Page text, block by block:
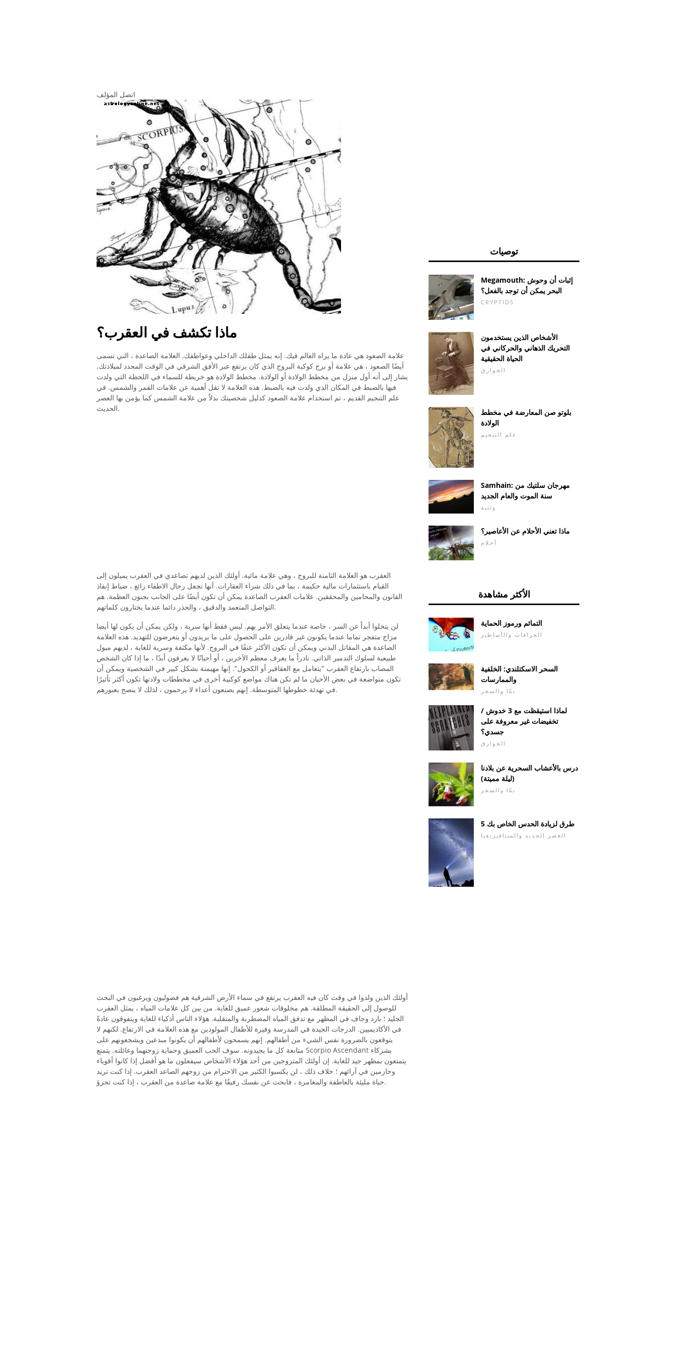
اتصل المؤلف
ماذا تكشف في العقرب؟
علامة الصعود هي عادة ما يراه العالم فيك. إنه يمثل طفلك الداخلي وعواطفك. العلامة الصاعدة ، التي تسمى
أيضًا الصعود ، هي علامة أو برج كوكبة البروج الذي كان يرتفع عبر الأفق الشرقي في الوقت المحدد لميلادتك.
يشار إلى أنه أول منزل من مخطط الولادة أو الولادة. مخطط الولادة هو خريطة للسماء في اللحظة التي ولدت
فيها بالضبط في المكان الذي ولدت فيه بالضبط. هذه العلامة لا تقل أهمية عن علامات القمر والشمس. في
علم التنجيم القديم ، تم استخدام علامة الصعود كدليل شخصيتك بدلاً من علامة الشمس كما يؤمن بها العصر
الحديث.
العقرب هو العلامة الثامنة للبروج ، وهي علامة مائية. أولئك الذين لديهم تصاعدي في العقرب يميلون إلى
القيام باستثمارات مالية حكيمة ، بما في ذلك شراء العقارات. أنها تجعل رجال الاطفاء رائع ، ضباط إنفاذ
القانون والمحامين والمحققين. علامات العقرب الصاعدة يمكن أن تكون أيضًا على الجانب بجنون العظمة. هم
التواصل المتعمد والدقيق ، والحذر دائما عندما يختارون كلماتهم.
لن يتخلوا أبداً عن السر ، خاصة عندما يتعلق الأمر بهم. ليس فقط أنها سرية ، ولكن يمكن أن يكون لها أيضا
مزاج متفجر تماما عندما يكونون غير قادرين على الحصول على ما يريدون أو يتعرضون للتهديد. هذه العلامة
الصاعدة هي المقاتل البدني ويمكن أن تكون الأكثر عنفًا في البروج. لأنها مكثفة وسرية للغاية ، لديهم ميول
طبيعية لسلوك التدمير الذاتي. نادراً ما يعرف معظم الآخرين ، أو أحيانًا لا يعرفون أبدًا ، ما إذا كان الشخص
المصاب بارتفاع العقرب "يتعامل مع العقاقير أو الكحول". إنها مهيمنة بشكل كبير في الشخصية ويمكن أن
تكون متواضعة في بعض الأحيان ما لم تكن هناك مواضع كوكبية أخرى في مخططات ولادتها تكون أكثر تأثيرًا
في تهدئة خطوطها المتوسطة. إنهم يصنعون أعداء لا يرحمون ، لذلك لا ينصح بعبورهم.
أولئك الذين ولدوا في وقت كان فيه العقرب يرتفع في سماء الأرض الشرقية هم فضوليون ويرغبون في البحث
للوصول إلى الحقيقة المطلقة. هم مخلوقات شعور عميق للغاية. من بين كل علامات المياه ، يمثل العقرب
الجليد ؛ بارد وجاف في المظهر مع تدفق المياه المضطربة والمتقلبة. هؤلاء الناس أذكياء للغاية ويتفوقون عادةً
في الأكاديميين. الدرجات الجيدة في المدرسة وفيرة للأطفال المولودين مع هذه العلامة في الارتفاع. لكنهم لا
يتوقعون بالضرورة نفس الشيء من أطفالهم. إنهم يسمحون لأطفالهم أن يكونوا مبدعين ويشجعونهم على
متابعة كل ما يجيدونه. سوف الحب العميق وحماية زوجتهما وعائلته. يتمتع Scorpio Ascendant بشركاء
يتمتعون بمظهر جيد للغاية. إن أولئك المتزوجين من أحد هؤلاء الأشخاص سيفعلون ما هو أفضل إذا كانوا أقوياء
وحازمين في آرائهم ؛ خلاف ذلك ، لن يكسبوا الكثير من الاحترام من زوجهم الصاعد العقرب. إذا كنت تريد
حياة مليئة بالعاطفة والمغامرة ، فابحث عن نفسك رفيقًا مع علامة صاعدة من العقرب ، إذا كنت تجرؤ.
توصيات
Megamouth: إثبات أن وحوش
البحر يمكن أن توجد بالفعل؟
CRYPTIDS
الأشخاص الذين يستخدمون
التحريك الذهاني والحركاني في
الحياة الحقيقية
الخوارق
بلوتو صن المعارضة في مخطط
الولادة
علم التنجيم
Samhain: مهرجان سلتيك من
سنة الموت والعام الجديد
وثنية
ماذا تعني الأحلام عن الأعاصير؟
أحلام
الأكثر مشاهدة
التمائم ورموز الحماية
الخرافات والأساطير
السحر الاسكتلندي: الخلفية
والممارسات
يكا والسحر
لماذا استيقظت مع 3 خدوش /
تخفيضات غير معروفة على
جسدي؟
الخوارق
درس بالأعشاب السحرية عن بلادنا
(ليلة مميتة)
يكا والسحر
5 طرق لزيادة الحدس الخاص بك
العصر الجديد والميتافيزيقيا